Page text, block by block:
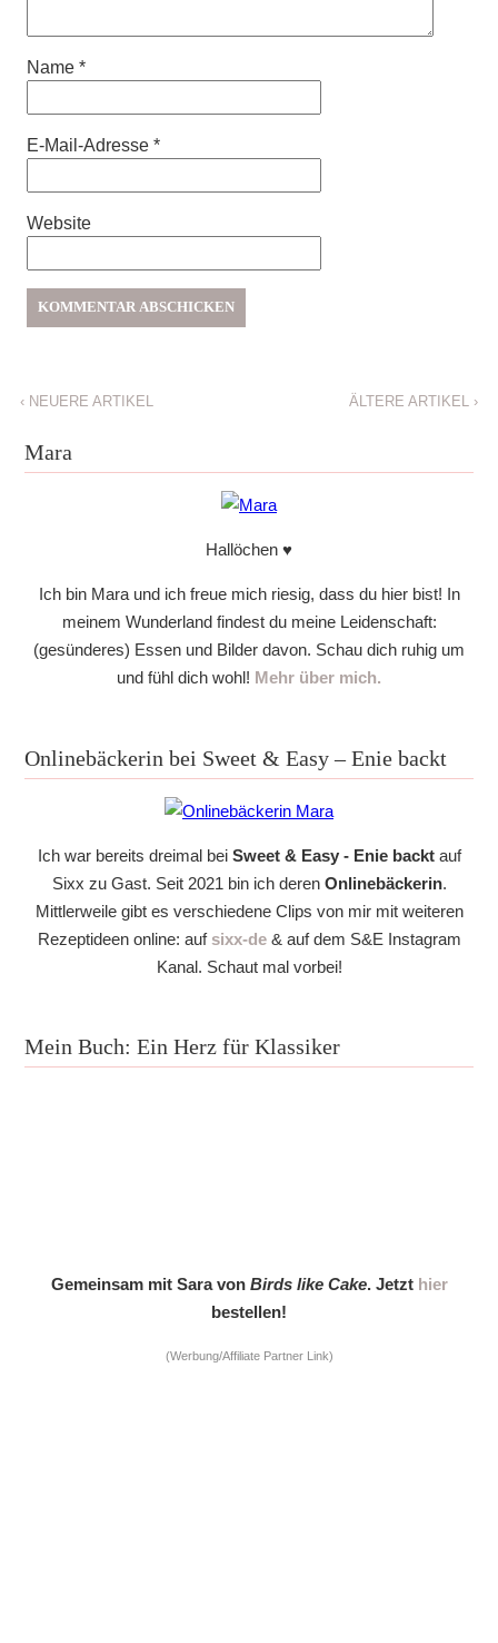
Name *
E-Mail-Adresse *
Website
‹NEUERE ARTIKEL ÄLTERE ARTIKEL ›
Mara
Hallöchen ♥
Ich bin Mara und ich freue mich riesig, dass du hier bist! In
meinem Wunderland findest du meine Leidenschaft:
(gesünderes) Essen und Bilder davon. Schau dich ruhig um
und fühl dich wohl! Mehr über mich.
Onlinebäckerin bei Sweet & Easy – Enie backt
Ich war bereits dreimal bei Sweet & Easy - Enie backtauf
Sixx zu Gast. Seit 2021 bin ich deren Onlinebäckerin.
Mittlerweile gibt es verschiedene Clips von mir mit weiteren
Rezeptideen online: auf sixx-de& auf dem S&E Instagram
Kanal. Schaut mal vorbei!
Mein Buch: Ein Herz für Klassiker
Gemeinsam mit Sara von Birds like Cake. Jetzt hier
bestellen!
(Werbung/Affiliate Partner Link)